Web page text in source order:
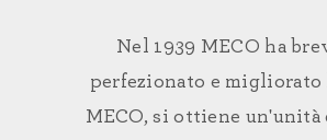
Nel 1939 MECO ha
perfezionato e
MECO, si ottiene